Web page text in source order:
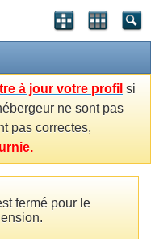
à jour votre profil si
ne sont pas
pas correctes,
fermé pour le